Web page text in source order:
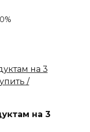
на 3